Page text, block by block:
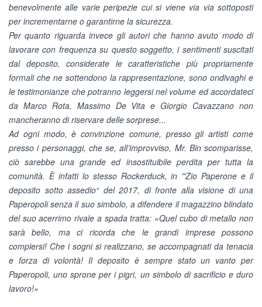
benevolmente alle varie peripezie cui si viene via via sottoposti
per incrementarne o garantirne la sicurezza.
Per quanto riguarda invece gli autori che hanno avuto modo di
lavorare con frequenza su questo soggetto, i sentimenti suscitati
dal deposito, considerate le caratteristiche più propriamente
formali che ne sottendono la rappresentazione, sono ondivaghi e
le testimonianze che potranno leggersi nel volume ed accordateci
da Marco Rota, Massimo De Vita e Giorgio Cavazzano non
mancheranno di riservare delle sorprese...
Ad ogni modo, è convinzione comune, presso gli artisti come
presso i personaggi, che se, all’improvviso, Mr. Bin scomparisse,
ciò sarebbe una grande ed insostituibile perdita per tutta la
comunità. È infatti lo stesso Rockerduck, in “Zio Paperone e il
deposito sotto assedio“ del 2017, di fronte alla visione di una
Paperopoli senza il suo simbolo, a difendere il magazzino blindato
del suo acerrimo rivale a spada tratta: «Quel cubo di metallo non
sarà bello, ma ci ricorda che le grandi imprese possono
compiersi! Che i sogni si realizzano, se accompagnati da tenacia
e forza di volontà! Il deposito è sempre stato un vanto per
Paperopoli, uno sprone per i pigri, un simbolo di sacrificio e duro
lavoro!»